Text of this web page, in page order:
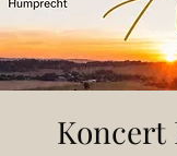
Koncert